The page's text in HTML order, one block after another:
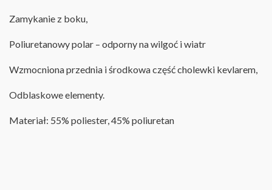
Zamykanie z boku,
Poliuretanowy polar – odporny na wilgoć i wiatr
Wzmocniona przednia i środkowa część cholewki kevlarem,
Odblaskowe elementy.
Materiał: 55% poliester, 45% poliuretan